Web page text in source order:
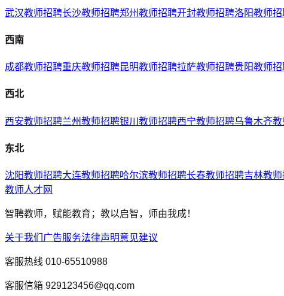
武汉教师招聘长沙教师招聘郑州教师招聘开封教师招聘洛阳教师招
西南
成都教师招聘重庆教师招聘昆明教师招聘拉萨教师招聘贵阳教师招
西北
西安教师招聘兰州教师招聘银川 教师招聘西宁教师招聘乌鲁木齐教
东北
沈阳教师招聘大连教师招聘哈尔滨教师招聘长春教师招聘吉林教
教师人才网
智聘教师，赋能教育；教以启智，师由我成！
关于我们 广告服务法律声明意见建议
客服热线 010-65510988
客服信箱 929123456@qq.com